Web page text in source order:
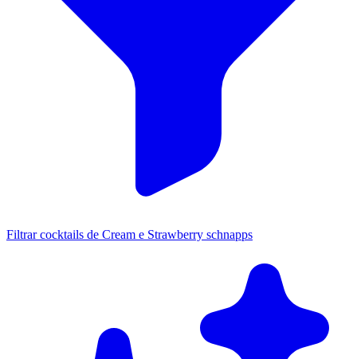
Filtrar cocktails de Cream e Strawberry schnapps